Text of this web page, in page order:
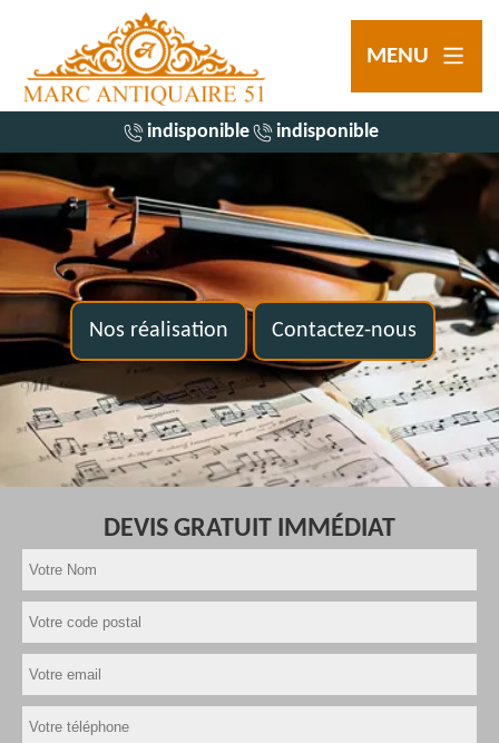
MENU
indisponible indisponible
Nos réalisation Contactez-nous
DEVIS GRATUIT IMMÉDIAT